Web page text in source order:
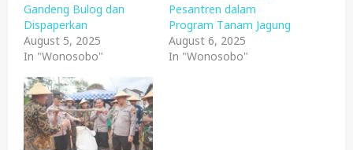
Gandeng Bulog dan
Dispaperkan
August 5, 2025
In "Wonosobo"
Pesantren dalam
Program Tanam Jagung
August 6, 2025
In "Wonosobo"